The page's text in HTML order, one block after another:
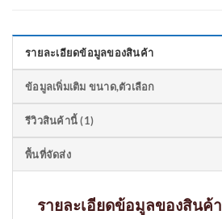
รายละเอียดข้อมูลของสินค้า
ข้อมูลเพิ่มเติม ขนาด,ตัวเลือก
รีวิวสินค้านี้ (1)
พื้นที่จัดส่ง
รายละเอียดข้อมูลของสินค้า